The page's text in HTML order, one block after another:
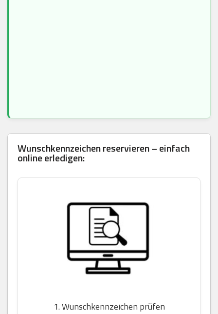
Wunschkennzeichen reservieren – einfach
online erledigen:
1. Wunschkennzeichen prüfen